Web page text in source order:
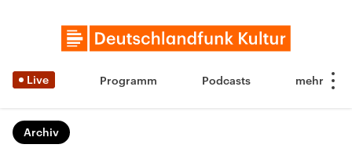
Live Programm Podcasts
Archiv